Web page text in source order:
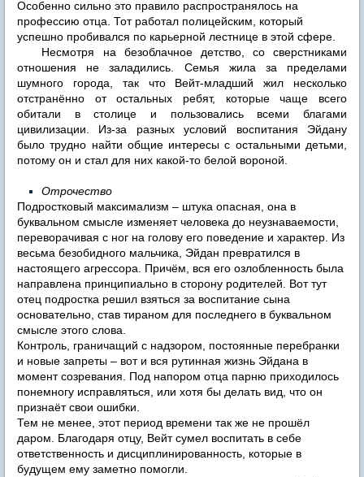
Особенно сильно это правило распространялось на
профессию отца. Тот работал полицейским, который
успешно пробивался по карьерной лестнице в этой сфере.
Несмотря на безоблачное детство, со сверстниками
отношения не заладились. Семья жила за пределами
шумного города, так что Вейт-младший жил несколько
отстранённо от остальных ребят, которые чаще всего
обитали в столице и пользовались всеми благами
цивилизации. Из-за разных условий воспитания Эйдану
было трудно найти общие интересы с остальными детьми,
потому он и стал для них какой-то белой вороной.
Отрочество
Подростковый максимализм – штука опасная, она в
буквальном смысле изменяет человека до неузнаваемости,
переворачивая с ног на голову его поведение и характер. Из
весьма безобидного мальчика, Эйдан превратился в
настоящего агрессора. Причём, вся его озлобленность была
направлена принципиально в сторону родителей. Вот тут
отец подростка решил взяться за воспитание сына
основательно, став тираном для последнего в буквальном
смысле этого слова.
Контроль, граничащий с надзором, постоянные перебранки
и новые запреты – вот и вся рутинная жизнь Эйдана в
момент созревания. Под напором отца парню приходилось
понемногу исправляться, или хотя бы делать вид, что он
признаёт свои ошибки.
Тем не менее, этот период времени так же не прошёл
даром. Благодаря отцу, Вейт сумел воспитать в себе
ответственность и дисциплинированность, которые в
будущем ему заметно помогли.